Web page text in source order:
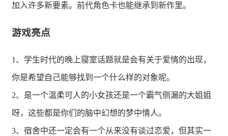
加入许多新要素。前代角色卡也能继承到新作里。
游戏亮点
1、学生时代的晚上寝室话题就是会有关于爱情的出现，
你是希望自己能够找到一个什么样的对象呢。
2、是一个温柔可人的小女孩还是一个霸气侧漏的大姐姐
呀，这些都是你们的脑中幻想的梦中情人。
3、宿舍中还一定会有一个从来没有谈过恋爱，但其实一